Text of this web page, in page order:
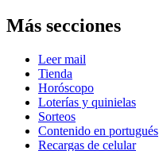
Más secciones
Leer mail
Tienda
Horóscopo
Loterías y quinielas
Sorteos
Contenido en portugués
Recargas de celular